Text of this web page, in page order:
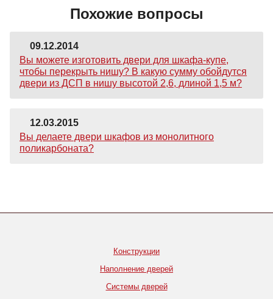
Похожие вопросы
09.12.2014
Вы можете изготовить двери для шкафа-купе,
чтобы перекрыть нишу? В какую сумму обойдутся
двери из ДСП в нишу высотой 2,6, длиной 1,5 м?
12.03.2015
Вы делаете двери шкафов из монолитного
поликарбоната?
Конструкции
Наполнение дверей
Системы дверей